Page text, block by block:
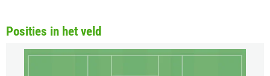
Posities in het veld